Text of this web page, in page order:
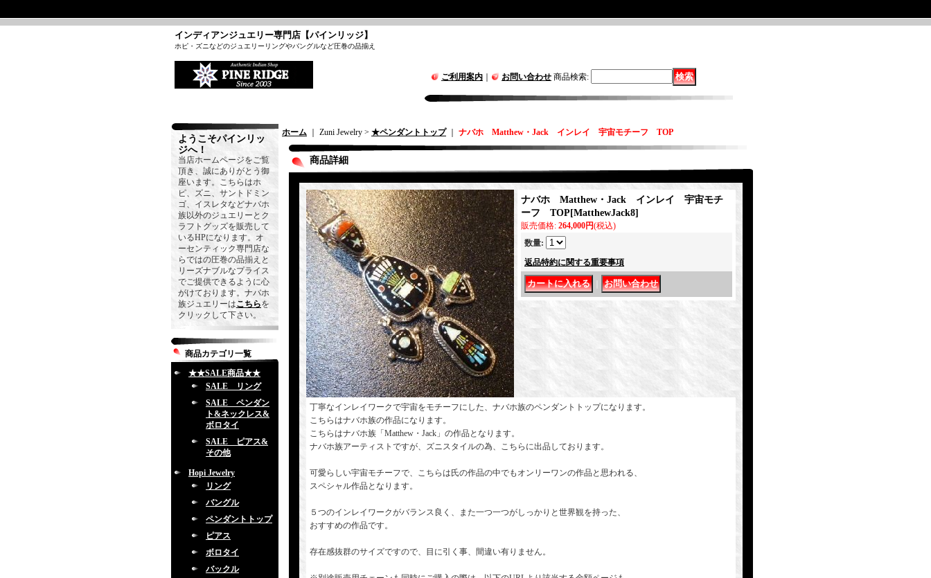
インディアンジュエリー専門店【パインリッジ】
ホピ・ズニなどのジュエリーリングやバングルなど圧巻の品揃え
ご利用案内 お問い合わせ 商品検索:
ようこそパインリッ
ジへ！
当店ホームページをご覧
頂き、誠にありがとう御
座います。こちらはホ
ピ、ズニ、サントドミン
ゴ、イスレタなどナバホ
族以外のジュエリーとク
ラフトグッズを販売して
いるHPになります。オ
ーセンティック専門店な
らではの圧巻の品揃えと
リーズナブルなプライス
でご提供できるように心
がけております。ナバホ
族ジュエリーはこちらを
クリックして下さい。
商品カテゴリ一覧
★★SALE商品★★
SALE リング
SALE ペンダン
ト&ネックレス&
ボロタイ
SALE ピアス&
その他
Hopi Jewelry
リング
バングル
ペンダントトップ
ピアス
ボロタイ
バックル
ホーム ｜ Zuni Jewelry > ★ペンダントトップ｜ ナバホ Matthew・Jack インレイ 宇宙モチーフ TOP
商品詳細
ナバホ Matthew・Jack インレイ 宇宙モチ
ーフ TOP [MatthewJack8]
販売価格: 264,000円(税込)
数量:
返品特約に関する重要事項
丁寧なインレイワークで宇宙をモチーフにした、ナバホ族のペンダントトップになります。
こちらはナバホ族の作品になります。
こちらはナバホ族「Matthew・Jack」の作品となります。
ナバホ族アーティストですが、ズニスタイルの為、こちらに出品しております。
可愛らしい宇宙モチーフで、こちらは氏の作品の中でもオンリーワンの作品と思われる、
スペシャル作品となります。
５つのインレイワークがバランス良く、また一つ一つがしっかりと世界観を持った、
おすすめの作品です。
存在感抜群のサイズですので、目に引く事、間違い有りません。